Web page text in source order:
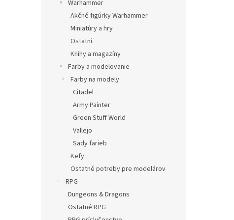
Warhammer
Akčné figúrky Warhammer
Miniatúry a hry
Ostatní
Knihy a magazíny
Farby a modelovanie
Farby na modely
Citadel
Army Painter
Green Stuff World
Vallejo
Sady farieb
Kefy
Ostatné potreby pre modelárov
RPG
Dungeons & Dragons
Ostatné RPG